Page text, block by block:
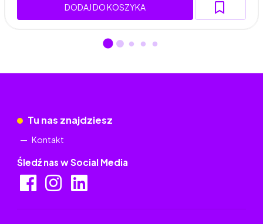
DODAJ DO KOSZYKA
Tu nas znajdziesz
Kontakt
Śledź nas w Social Media